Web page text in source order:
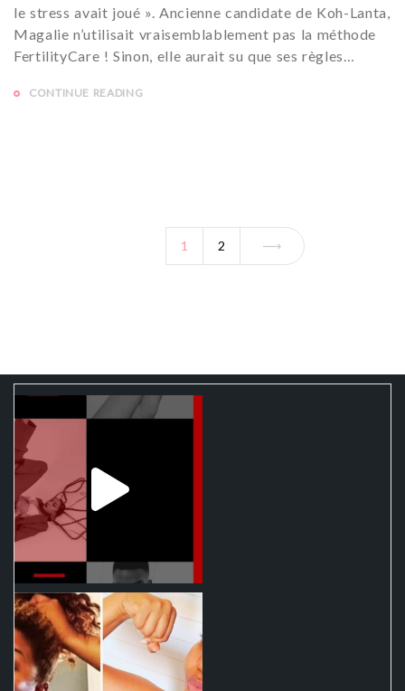
le stress avait joué ». Ancienne candidate de Koh-Lanta,
Magalie n’utilisait vraisemblablement pas la méthode
FertilityCare ! Sinon, elle aurait su que ses règles…
CONTINUE READING
1 2